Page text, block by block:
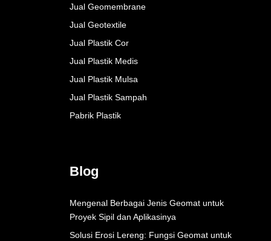
Jual Geomembrane
Jual Geotextile
Jual Plastik Cor
Jual Plastik Medis
Jual Plastik Mulsa
Jual Plastik Sampah
Pabrik Plastik
Blog
Mengenal Berbagai Jenis Geomat untuk
Proyek Sipil dan Aplikasinya
Solusi Erosi Lereng: Fungsi Geomat untuk